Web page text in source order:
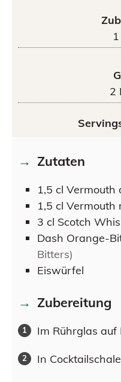
1
2
Zutaten
1,5 cl Vermouth
1,5 cl Vermouth
3 cl Scotch
Dash Orange-
Bitters)
Eiswürfel
Zubereitung
Im Rührglas
In